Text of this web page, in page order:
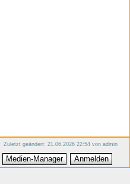
· Zuletzt geändert: 21.06.2026 22:54 von admin
Medien-Manager Anmelden